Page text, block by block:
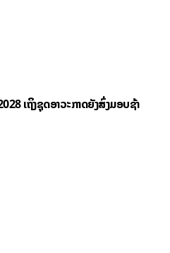
ເຖິງຊຸດອາວະກາດຍັງສົ່ງມອບຊ້າ